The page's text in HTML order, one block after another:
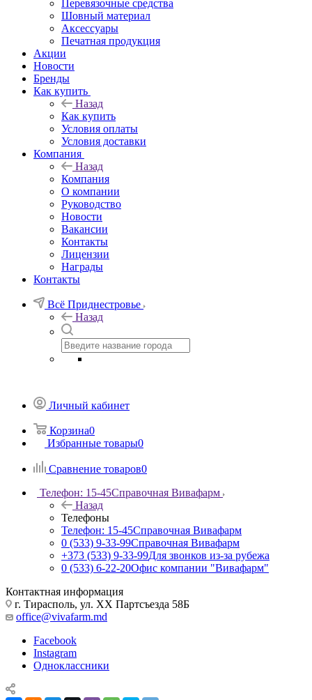
Перевязочные средства
Шовный материал
Аксессуары
Печатная продукция
Акции
Новости
Бренды
Как купить
Назад
Как купить
Условия оплаты
Условия доставки
Компания
Назад
Компания
О компании
Руководство
Новости
Вакансии
Контакты
Лицензии
Награды
Контакты
Всё Приднестровье
Назад
Личный кабинет
Корзина0
Избранные товары0
Сравнение товаров0
Телефон: 15-45Справочная Вивафарм
Назад
Телефоны
Телефон: 15-45Справочная Вивафарм
0 (533) 9-33-99Справочная Вивафарм
+373 (533) 9-33-99Для звонков из-за рубежа
0 (533) 6-22-20Офис компании "Вивафарм"
Контактная информация
г. Тирасполь, ул. ХХ Партсъезда 58Б
office@vivafarm.md
Facebook
Instagram
Одноклассники